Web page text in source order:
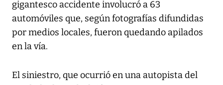
gigantesco accidente involucró a 63
automóviles que, según fotografías difundidas
por medios locales, fueron quedando apilados
en la vía.
El siniestro, que ocurrió en una autopista del